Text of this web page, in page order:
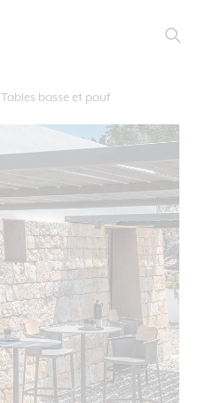
Tables basse et pouf